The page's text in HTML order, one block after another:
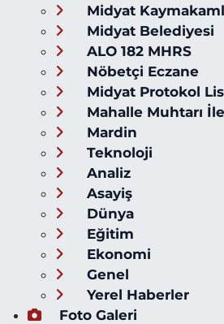
Midyat
Midyat Belediyesi
ALO 182 MHRS
Nöbetçi Eczane
Midyat Protokol
Mahalle Muhtarı
Mardin
Teknoloji
Analiz
Asayiş
Dünya
Eğitim
Ekonomi
Genel
Yerel Haberler
Foto Galeri